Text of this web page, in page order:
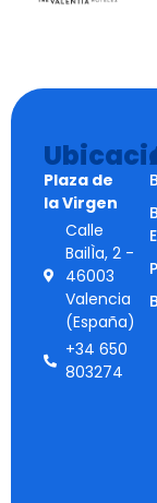
Plaza de
la Virgen
Calle
BailÌa, 2 -
46003
Valencia
(España)
+34 650
803274